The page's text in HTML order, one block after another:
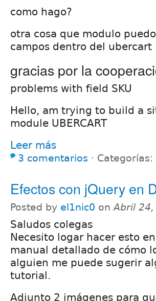
como hago?
otra cosa que modulo
campos dentro del ubercart
gracias por la
problems with field SKU
Hello, am trying to build a
module UBERCART
Leer más
3 comentarios ⋅ Categorías:
Efectos con jQuery en
Posted by el1nic0 onAbril
Saludos colegas
Necesito logar hacer esto
manual detallado de cómo
alguien me puede sugerir
tutorial.
Adjunto 2 imágenes para